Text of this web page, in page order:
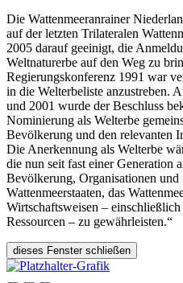
Die Wattenmeeranrainer
auf der letzten Trilateralen
2005 darauf geeinigt, die
Weltnaturerbe auf den Weg zu
Regierungskonferenz 1991 war
in die Welterbeliste anzustreben.
und 2001 wurde der Beschluss
Nominierung als Welterbe
Bevölkerung und den relevanten
Die Anerkennung als Welterbe
die nun seit fast einer Generation
Bevölkerung, Organisationen und
Wattenmeerstaaten, das
Wirtschaftsweisen –
Ressourcen – zu gewährleisten.“
dieses Fenster schließen